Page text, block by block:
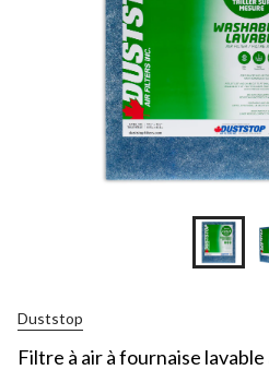
Duststop
Filtre à air à fournaise